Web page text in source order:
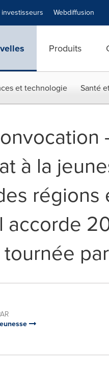
Webdiffusion
Produits
et technologie Santé
à la
régions
accorde